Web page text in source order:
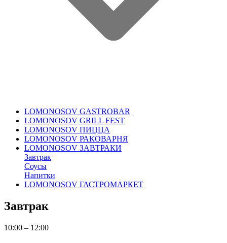
LOMONOSOV GASTROBAR
LOMONOSOV GRILL FEST
LOMONOSOV ПИЦЦА
LOMONOSOV РАКОВАРНЯ
LOMONOSOV ЗАВТРАКИ
Завтрак
Соусы
Напитки
LOMONOSOV ГАСТРОМАРКЕТ
Завтрак
10:00 – 12:00